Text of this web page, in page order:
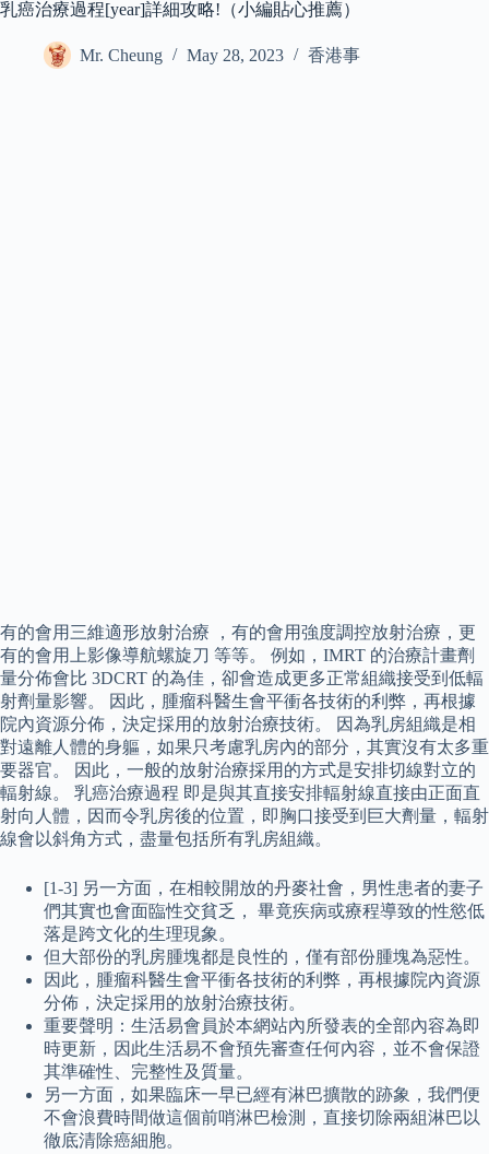
乳癌治療過程[year]詳細攻略!（小編貼心推薦）
Mr. Cheung May 28, 2023 香港事
有的會用三維適形放射治療 ，有的會用強度調控放射治療，更
有的會用上影像導航螺旋刀 等等。 例如，IMRT 的治療計畫劑
量分佈會比 3DCRT 的為佳，卻會造成更多正常組織接受到低輻
射劑量影響。 因此，腫瘤科醫生會平衝各技術的利弊，再根據
院內資源分佈，決定採用的放射治療技術。 因為乳房組織是相
對遠離人體的身軀，如果只考慮乳房內的部分，其實沒有太多重
要器官。 因此，一般的放射治療採用的方式是安排切線對立的
輻射線。 乳癌治療過程 即是與其直接安排輻射線直接由正面直
射向人體，因而令乳房後的位置，即胸口接受到巨大劑量，輻射
線會以斜角方式，盡量包括所有乳房組織。
[1-3] 另一方面，在相較開放的丹麥社會，男性患者的妻子
們其實也會面臨性交貧乏， 畢竟疾病或療程導致的性慾低
落是跨文化的生理現象。
但大部份的乳房腫塊都是良性的，僅有部份腫塊為惡性。
因此，腫瘤科醫生會平衝各技術的利弊，再根據院內資源
分佈，決定採用的放射治療技術。
重要聲明：生活易會員於本網站內所發表的全部內容為即
時更新，因此生活易不會預先審查任何內容，並不會保證
其準確性、完整性及質量。
另一方面，如果臨床一早已經有淋巴擴散的跡象，我們便
不會浪費時間做這個前哨淋巴檢測，直接切除兩組淋巴以
徹底清除癌細胞。